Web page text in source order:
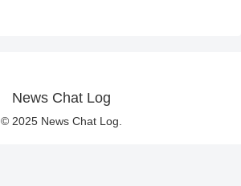
News Chat Log
© 2025 News Chat Log.